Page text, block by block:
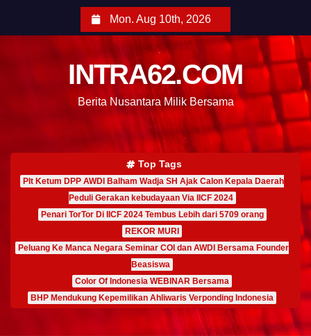
Mon. Aug 10th, 2026
INTRA62.COM
Berita Nusantara Milik Bersama
Top Tags
Plt Ketum DPP AWDI Balham Wadja SH Ajak Calon Kepala Daerah
Peduli Gerakan kebudayaan Via IICF 2024
Penari TorTor Di IICF 2024 Tembus Lebih dari 5709 orang
REKOR MURI
Peluang Ke Manca Negara Seminar COI dan AWDI Bersama Founder
Beasiswa
Color Of Indonesia WEBINAR Bersama
BHP Mendukung Kepemilikan Ahliwaris Verponding Indonesia